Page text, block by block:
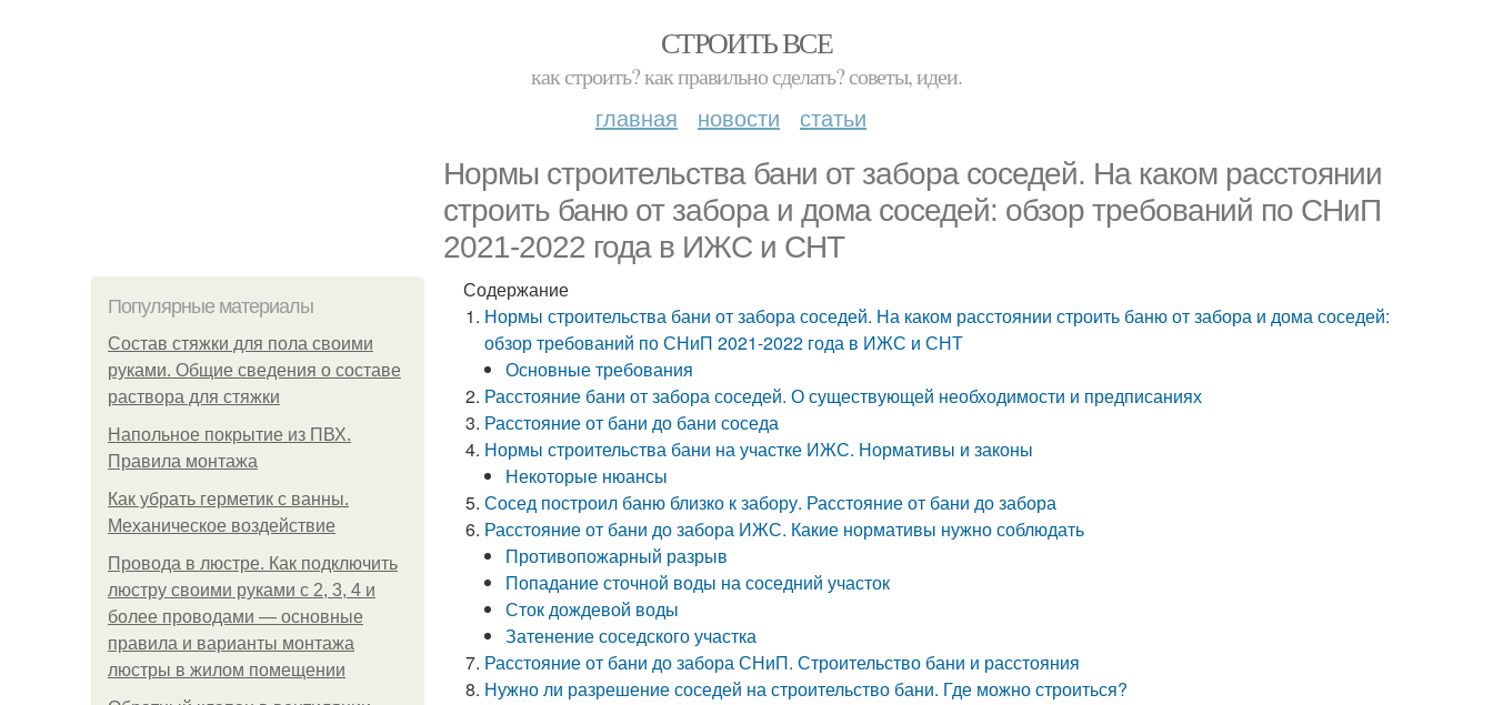
СТРОИТЬ ВСЕ
как строить? как правильно сделать? советы, идеи.
главная новости статьи
Нормы строительства бани от забора соседей. На каком расстоянии
строить баню от забора и дома соседей: обзор требований по СНиП
2021-2022 года в ИЖС и СНТ
Популярные материалы
Состав стяжки для пола своими
руками. Общие сведения о составе
раствора для стяжки
Напольное покрытие из ПВХ.
Правила монтажа
Как убрать герметик с ванны.
Механическое воздействие
Провода в люстре. Как подключить
люстру своими руками с 2, 3, 4 и
более проводами — основные
правила и варианты монтажа
люстры в жилом помещении
Содержание
Нормы строительства бани от забора соседей. На каком расстоянии строить баню от забора и дома соседей:
обзор требований по СНиП 2021-2022 года в ИЖС и СНТ
Основные требования
Расстояние бани от забора соседей. О существующей необходимости и предписаниях
Расстояние от бани до бани соседа
Нормы строительства бани на участке ИЖС. Нормативы и законы
Некоторые нюансы
Сосед построил баню близко к забору. Расстояние от бани до забора
Расстояние от бани до забора ИЖС. Какие нормативы нужно соблюдать
Противопожарный разрыв
Попадание сточной воды на соседний участок
Сток дождевой воды
Затенение соседского участка
Расстояние от бани до забора СНиП. Строительство бани и расстояния
Нужно ли разрешение соседей на строительство бани. Где можно строиться?